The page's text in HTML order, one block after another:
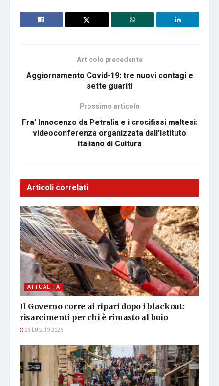
Articolo precedente
Aggiornamento Covid-19: tre nuovi contagi e
sette guariti
Prossimo articolo
Fra’ Innocenzo da Petralia e i crocifissi maltesi:
videoconferenza organizzata dall’Istituto
Italiano di Cultura
Articoli correlati
ATTUALITÀ
Il Governo corre ai ripari dopo i blackout:
risarcimenti per chi è rimasto al buio
23 LUGLIO 2026